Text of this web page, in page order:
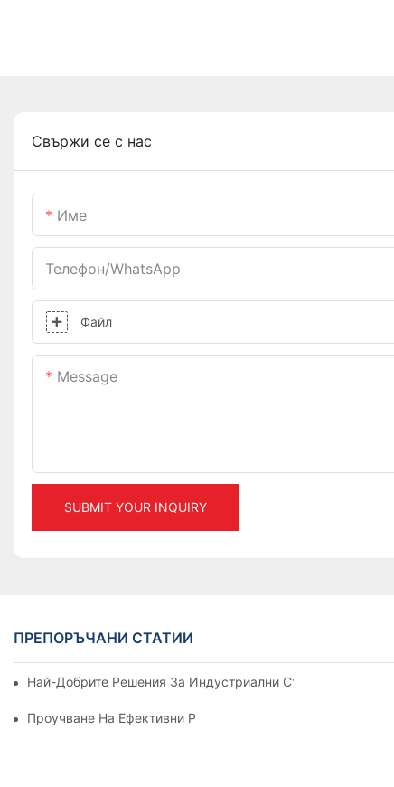
Свържи се с нас
Име
Телефон/WhatsApp
Файл
Message
SUBMIT YOUR INQUIRY
ПРЕПОРЪЧАНИ СТАТИИ
Най-Добрите Решения За Индустриални Стелажи За
Проучване На Ефективни Решения За Складови Стелажи